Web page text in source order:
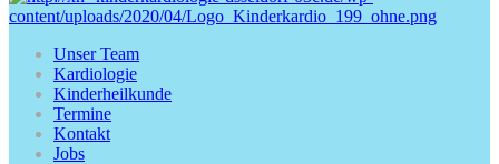
Unser Team
Kardiologie
Kinderheilkunde
Termine
Kontakt
Jobs